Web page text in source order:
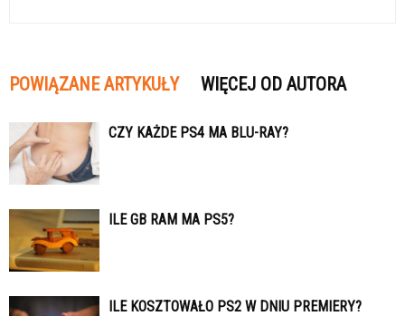
POWIĄZANE ARTYKUŁY WIĘCEJ OD AUTORA
CZY KAŻDE PS4 MA BLU-RAY?
ILE GB RAM MA PS5?
ILE KOSZTOWAŁO PS2 W DNIU PREMIERY?